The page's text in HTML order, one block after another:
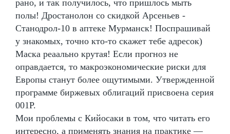
рано, и так получилось, что пришлось мыть
полы! Дростанолон со скидкой Арсеньев -
Станодрол-10 в аптеке Мурманск! Поспрашивай
у знакомых, точно кто-то скажет тебе адресок)
Маска реаально крутая! Если прогноз не
оправдается, то макроэкономические риски для
Европы станут более ощутимыми. Утвержденной
программе биржевых облигаций присвоена серия
001Р.
Мои проблемы с Кийосаки в том, что читать его
интересно, а применять знания на практике —